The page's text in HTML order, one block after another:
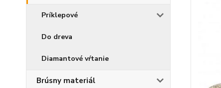
Príklepové
Do dreva
Diamantové vŕtanie
Brúsny materiál